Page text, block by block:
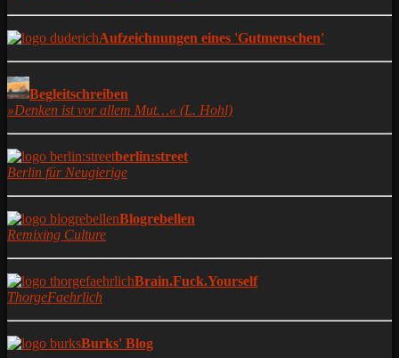
Aufzeichnungen eines 'Gutmenschen'
Begleitschreiben
»Denken ist vor allem Mut…« (L. Hohl)
berlin:street
Berlin für Neugierige
Blogrebellen
Remixing Culture
Brain.Fuck.Yourself
ThorgeFaehrlich
Burks' Blog